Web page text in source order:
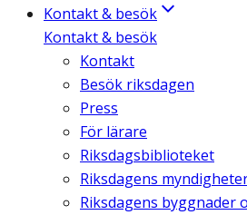
Kontakt & besök
Kontakt & besök
Kontakt
Besök riksdagen
Press
För lärare
Riksdagsbiblioteket
Riksdagens
Riksdagens byggnader